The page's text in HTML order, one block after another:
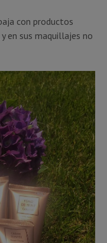
con productos
en sus maquillajes no